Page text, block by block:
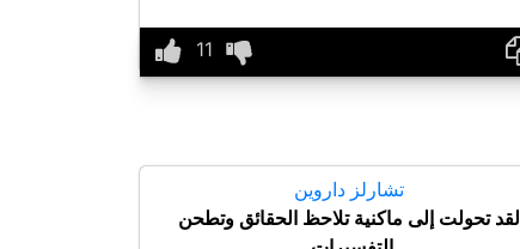
تشارلز داروين
لقد تحولت إلى ماكنية تلاحظ الحقائق وتطحن